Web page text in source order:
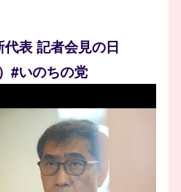
表 記者会見の日
#いのちの党